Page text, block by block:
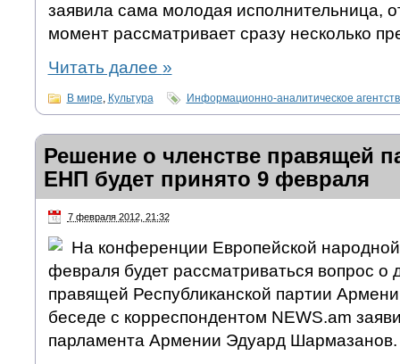
заявила сама молодая исполнительница,
момент рассматривает сразу несколько
Читать далее »
В мире, Культура Информационно-аналитическое
Решение о членстве правящей
ЕНП будет принято 9 февраля
7 февраля 2012, 21:32
На конференции Европейской
февраля будет рассматриваться вопрос о
правящей Республиканской партии
беседе с корреспондентом NEWS.am
парламента Армении Эдуард Шармазанов.